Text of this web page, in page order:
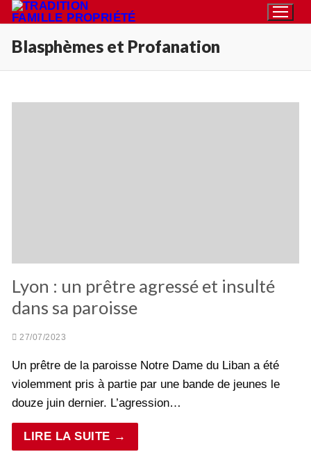
Aller
au
contenu
Médiathèque
Blasphèmes et Profanation
Lyon : un prêtre agressé et insulté
dans sa paroisse
27/07/2023
Un prêtre de la paroisse Notre Dame du Liban a été
violemment pris à partie par une bande de jeunes le
douze juin dernier. L’agression…
LIRE LA SUITE →